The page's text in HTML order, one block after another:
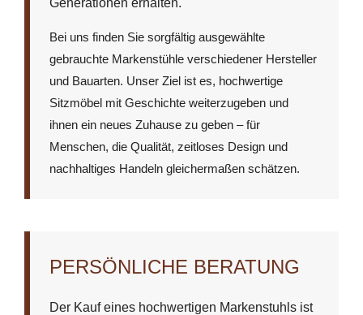
Bei uns finden Sie sorgfältig ausgewählte
gebrauchte Markenstühle verschiedener Hersteller
und Bauarten. Unser Ziel ist es, hochwertige
Sitzmöbel mit Geschichte weiterzugeben und
ihnen ein neues Zuhause zu geben – für
Menschen, die Qualität, zeitloses Design und
nachhaltiges Handeln gleichermaßen schätzen.
PERSÖNLICHE BERATUNG
Der Kauf eines hochwertigen Markenstuhls ist